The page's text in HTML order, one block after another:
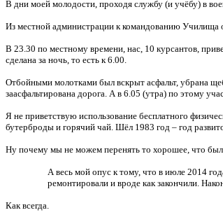
В дни моей молодости, проходя службу (и учёбу) в
Из местной администрации к командованию Училища
В 23.30 по местному времени, нас, 10 курсантов,
сделана за ночь, то есть к 6.00.
Отбойными молотками был вскрыт асфальт, убрана
заасфальтирована дорога. А в 6.05 (утра) по этому
Я не приветствую использование бесплатного
бутерброды и горячий чай. Шёл 1983 год – год
Ну почему мы не можем перенять то хорошее, что
А весь мой опус к тому, что в июле 2014
ремонтировали и вроде как закончили.
Как всегда.